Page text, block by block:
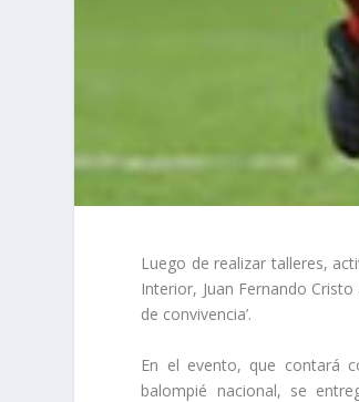
Luego de realizar talleres,
Interior, Juan Fernando
de convivencia’.
En el evento, que contará
balompié nacional, se